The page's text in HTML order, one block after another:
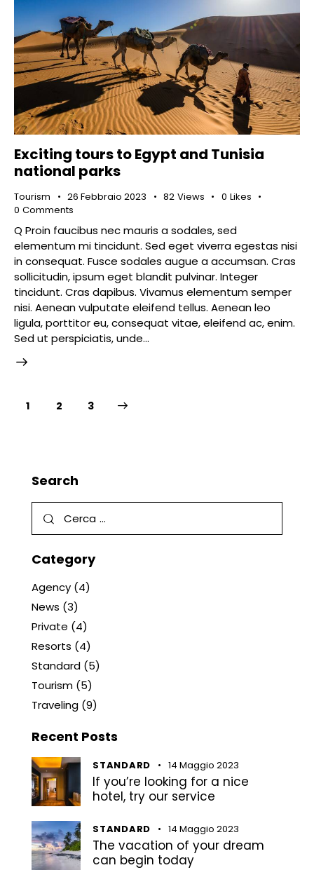
Exciting tours to Egypt and Tunisia
national parks
Tourism 26 Febbraio 2023 82 Views 0 Likes
0 Comments
Q Proin faucibus nec mauris a sodales, sed
elementum mi tincidunt. Sed eget viverra egestas nisi
in consequat. Fusce sodales augue a accumsan. Cras
sollicitudin, ipsum eget blandit pulvinar. Integer
tincidunt. Cras dapibus. Vivamus elementum semper
nisi. Aenean vulputate eleifend tellus. Aenean leo
ligula, porttitor eu, consequat vitae, eleifend ac, enim.
Sed ut perspiciatis, unde…
1 2 3
Search
Category
Agency (4)
News (3)
Private (4)
Resorts (4)
Standard (5)
Tourism (5)
Traveling (9)
Recent Posts
STANDARD 14 Maggio 2023
If you’re looking for a nice
hotel, try our service
STANDARD 14 Maggio 2023
The vacation of your dream
can begin today